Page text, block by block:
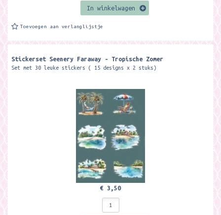
In winkelwagen
Toevoegen aan verlanglijstje
Stickerset Seenery Faraway - Tropische Zomer
Set met 30 leuke stickers ( 15 designs x 2 stuks)
€ 3,50